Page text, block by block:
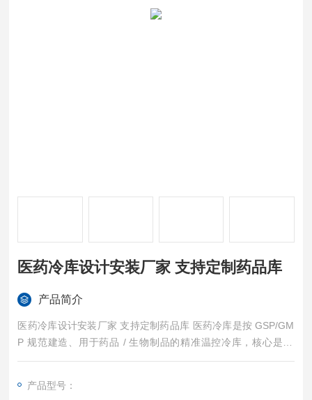
医药冷库设计安装厂家 支持定制药品库
产品简介
医药冷库设计安装厂家 支持定制药品库 医药冷库是按 GSP/GM
P 规范建造、用于药品 / 生物制品的精准温控冷库，核心是2–
8℃冷藏与 -20℃以下冷冻 / 深冷 ，配冗余制冷、备用电源与全
产品型号：